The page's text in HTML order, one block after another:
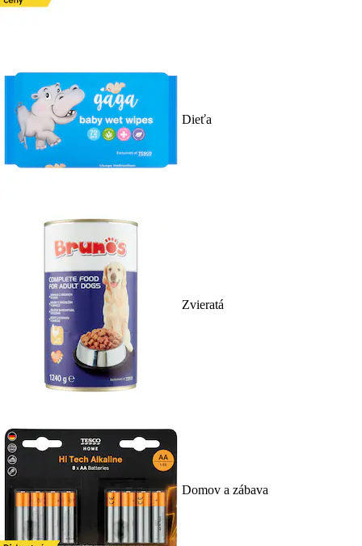
Dieťa
Zvieratá
Domov a zábava